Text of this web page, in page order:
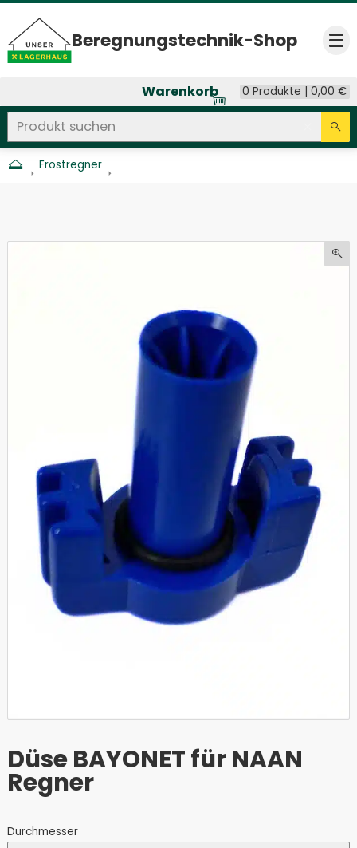
Beregnungs­technik-Shop
Warenkorb 0 Produkte |0,00€
Seitenweite Suche
Produkt suchen
Frostregner
Düse BAYONET für NAAN
Regner
Durchmesser